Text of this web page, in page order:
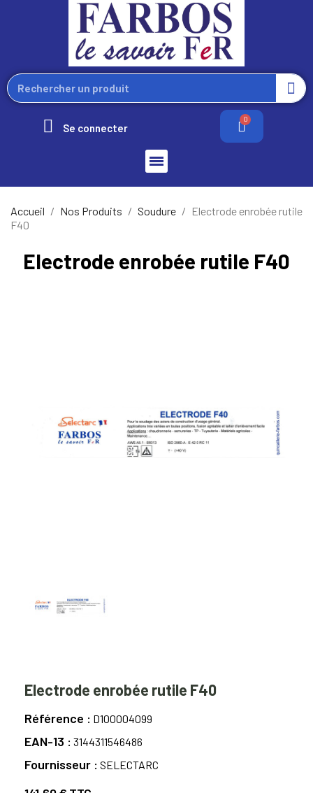
Se connecter
Accueil Nos Produits Soudure
Electrode enrobée rutile
F40
Electrode enrobée rutile F40
Electrode enrobée rutile F40
Référence D100004099
EAN-13 3144311546486
Fournisseur SELECTARC